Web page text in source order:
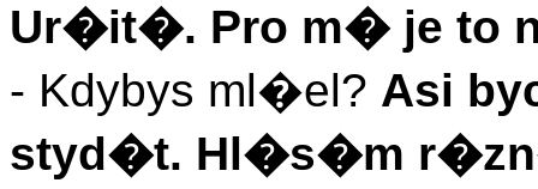
Ur�it�. Pro m� je to
- Kdybys ml�el? Asi
styd�t. Hl�s�m